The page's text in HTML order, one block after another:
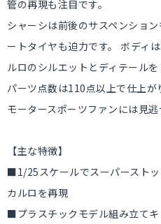
管の再現も注目です。
シャーシは前後のサスペンショ
ートタイヤも迫力です。 ボディ
ルロのシルエットとディテールを
パーツ点数は110点以上で仕上
モータースポーツファンには見逃
【主な特徴】
■1/25スケールでスーパースト
カルロを再現
■プラスチックモデル組み立てキ